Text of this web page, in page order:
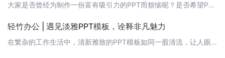
大家是否曾经为制作一份富有吸引力的PPT而烦恼呢？是否希望PPT中的内容能够更加生动有趣，更好地吸引观众的注意力呢？今天，我来给大家分享一些关于PPT动态效果的制作技巧，轻松打造炫酷演示！ 1. 使用动画效果在PPT中，我们可以为文本、图片、图表等元素添加动画效果，使其出现、消失或者变化。这样可以让PPT更具动感，吸引观众的眼球。操作步骤：1. 选中需要添加动画效果的元素；2. 点击“动画”选项卡
轻竹办公 | 遇见淡雅PPT模板，诠释非凡魅力
在繁杂的工作生活中，清新雅致的PPT模板如同一股清流，让人眼前一亮。今天，轻竹办公为大家带来一款极具淡雅气质的PPT模板，让您的演示更具有吸引力，赋予观众全新的视觉体验。 1. 模板特点这款淡雅PPT模板以简约大气为设计理念，融入了自然元素，呈现出清新、宁静、舒适的视觉感受。它适用于各种场合，如商务演示、教育培训、工作总结等，让您的演示更具个性化和专业感。 2. 模板亮点- 淡雅配色：模板采用低饱